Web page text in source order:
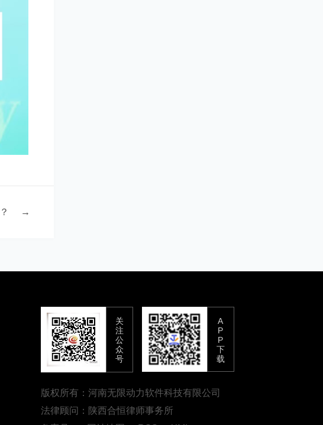
→
关
注
公
众
号
A
P
P
下
载
版权所有：河南无限动力软件科技有限公司
法律顾问：陕西合恒律师事务所